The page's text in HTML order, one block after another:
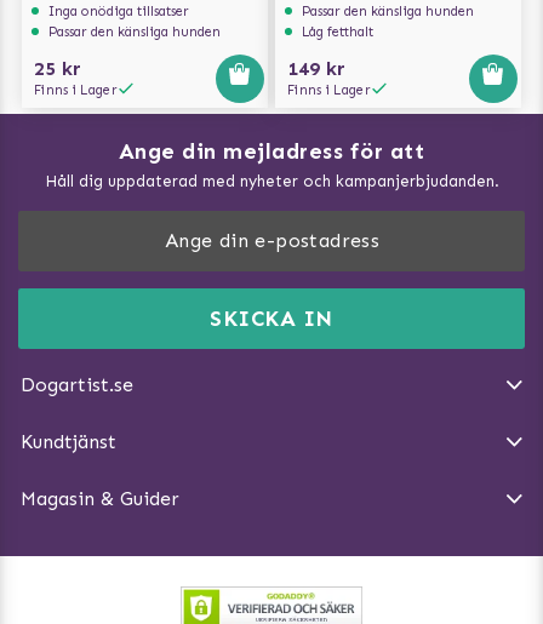
Inga onödiga tillsatser
Passar den känsliga hunden
25 kr
Finns i Lager
Passar den känsliga hunden
Låg fetthalt
149 kr
Finns i Lager
Ange din mejladress för att
Håll dig uppdaterad med nyheter och kampanjerbjudanden.
SKICKA IN
Dogartist.se
DogArtist.se drivs av:
E-post:info@dogartist.se
Kundtjänst
Ångra Köp
Magasin & Guider
Vad kan hundar äta?
Träna Nose Work hemma
Så gör du promenaden roligare
Hundbäddar